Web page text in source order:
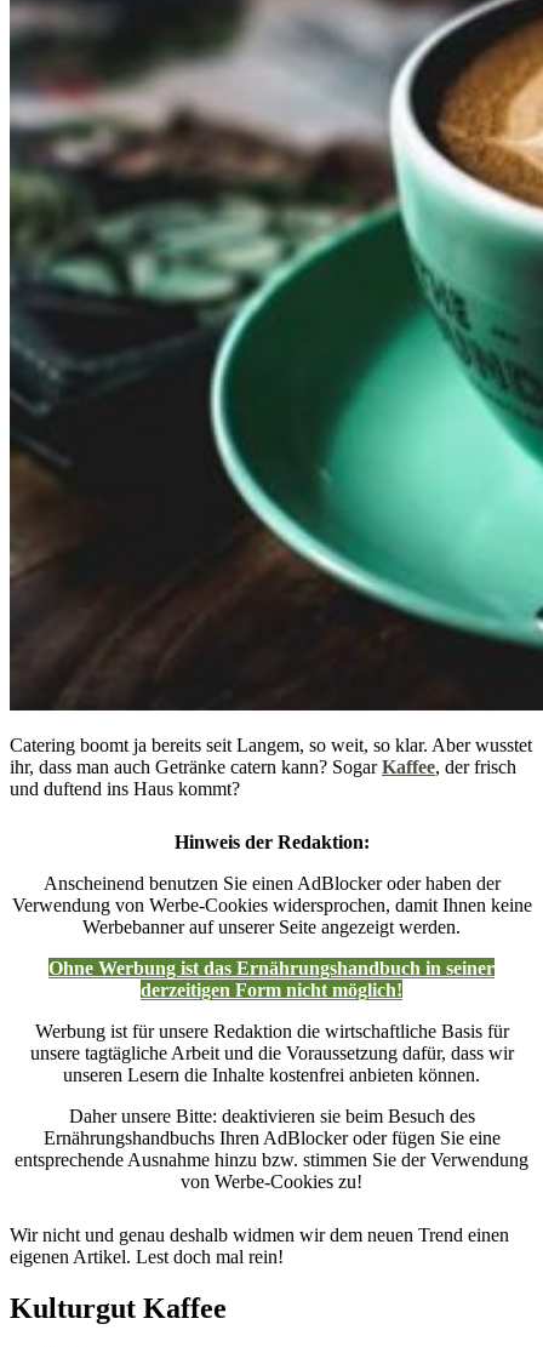
Catering boomt ja bereits seit Langem, so weit, so klar. Aber wusstet
ihr, dass man auch Getränke catern kann? SogarKaffee, der frisch
und duftend ins Haus kommt?
Hinweis der Redaktion:
Anscheinend benutzen Sie einen AdBlocker oder haben der
Verwendung von Werbe-Cookies widersprochen, damit Ihnen keine
Werbebanner auf unserer Seite angezeigt werden.
Ohne Werbung ist das Ernährungshandbuch in seiner
derzeitigen Form nicht möglich!
Werbung ist für unsere Redaktion die wirtschaftliche Basis für
unsere tagtägliche Arbeit und die Voraussetzung dafür, dass wir
unseren Lesern die Inhalte kostenfrei anbieten können.
Daher unsere Bitte: deaktivieren sie beim Besuch des
Ernährungshandbuchs Ihren AdBlocker oder fügen Sie eine
entsprechende Ausnahme hinzu bzw. stimmen Sie der Verwendung
von Werbe-Cookies zu!
Wir nicht und genau deshalb widmen wir dem neuen Trend einen
eigenen Artikel. Lest doch mal rein!
Kulturgut Kaffee